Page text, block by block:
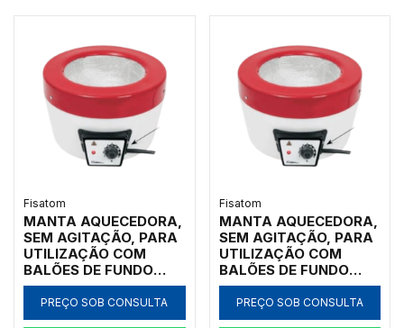
300ºC, CLASSE 300,
0012M2
0202E2
Fisatom
MANTA AQUECEDORA,
SEM AGITAÇÃO, PARA
UTILIZAÇÃO COM
BALÕES DE FUNDO
REDONDO DE 500ML,
COM REGULADOR
ELETRÔNICO
PREÇO SOB CONSULTA
Fisatom
MANTA AQUECEDORA,
SEM AGITAÇÃO, PARA
UTILIZAÇÃO COM
BALÕES DE FUNDO
REDONDO DE 50ML,
COM REGULADOR
ELETRÔNICO
PREÇO SOB CONSULTA